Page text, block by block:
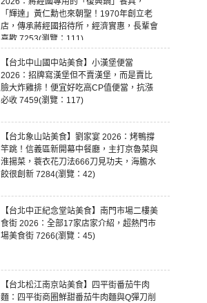
「輝達」黃仁勳也來朝聖！1970年創立老
店，傳承蔣經國招待所，經濟實惠，長輩會
喜歡 7253(瀏覽：111)
【台北中山國中站美食】小漢堡便當
2026：招牌寫漢堡但不賣漢堡，而是賣比
臉大炸雞排！便宜好吃高CP值便當，抗漲
必收 7459(瀏覽：117)
【台北象山站美食】劉家宴 2026：烤鴨撐
竿跳！信義區新開幕中餐廳，主打京魯菜與
淮揚菜，蓑衣花刀法666刀見功夫，海膽水
餃很創新 7284(瀏覽：42)
【台北中正紀念堂站美食】南門市場二樓美
食街 2026：全部17家店家介紹，超熱門市
場美食街 7266(瀏覽：45)
【台北松江南京站美食】四平街番茄牛肉
麵：四平街商圈鮮甜番茄牛肉麵與Q彈刀削